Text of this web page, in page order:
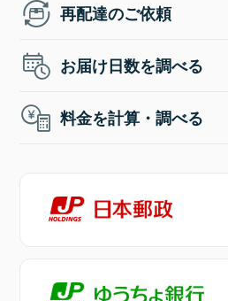
再配達のご依頼
お届け日数を調べる
料金を計算・調べる